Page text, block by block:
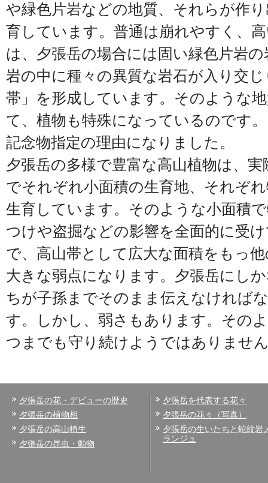
や緑色片岩などの地質、それらが作
育しています。普通は崩れやすく、
は、夕張岳の場合には固い緑色片岩
岩の中に種々の異質な岩石が入り交
帯」を形成しています。そのような
て、植物も特殊になっているのです
記念物指定の理由になりました。
夕張岳の多様で豊富な高山植物は、
でそれぞれ小面積の生育地、それぞ
生育しています。そのような小面積
つけや盗掘などの影響を全面的に受
で、高山帯として広大な面積をもっ
大きな弱点になります。夕張岳にし
ちが子孫までそのまま伝えなければ
す。しかし、弱さもあります。その
つまでも守り続けようではありませ
夕張岳の花・デビューの歴史
夕張岳の植物相
夕張岳の高山植生
夕張岳の昆虫・動物
夕張岳を代表する花々
夕張岳の花々（写真）
夕張岳の生いたちと蛇紋岩
ランジュ